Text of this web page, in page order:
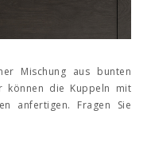
Mischung aus bunten
können die Kuppeln mit
anfertigen. Fragen Sie